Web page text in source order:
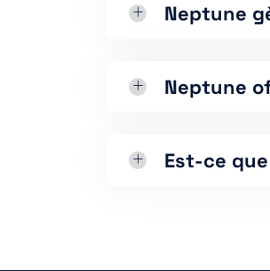
Neptune
Neptune
Est-ce